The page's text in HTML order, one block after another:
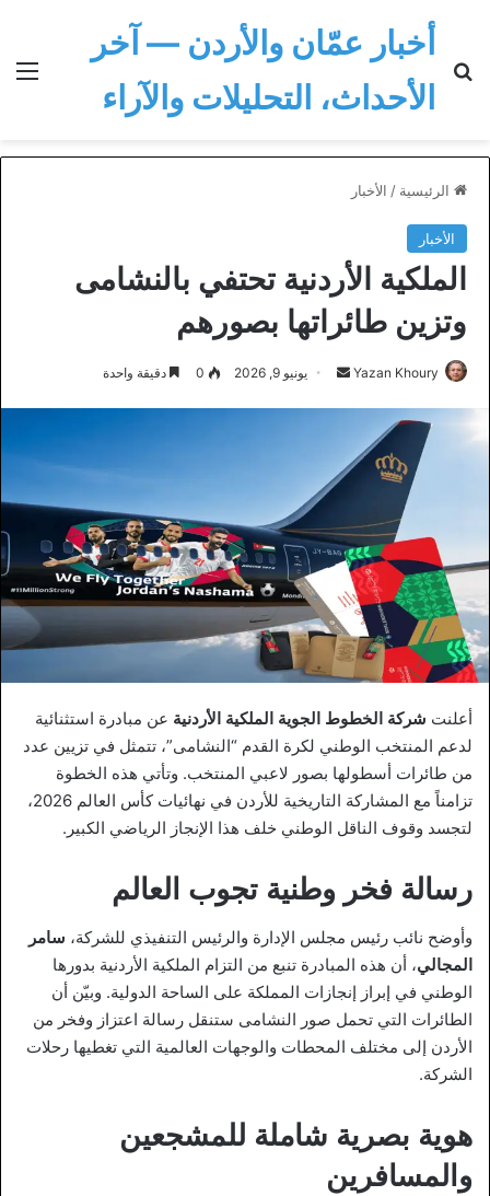
أخبار عمّان والأردن — آخر
الأحداث، التحليلات والآراء
الرئيسية / الأخبار
الأخبار
الملكية الأردنية تحتفي بالنشامى
وتزين طائراتها بصورهم
Yazan Khoury
أرسل يونيو 9, 2026 0 دقيقة واحدة
أعلنت شركة الخطوط الجوية الملكية الأردنية عن مبادرة استثنائية
لدعم المنتخب الوطني لكرة القدم “النشامى”، تتمثل في تزيين عدد
من طائرات أسطولها بصور لاعبي المنتخب. وتأتي هذه الخطوة
تزامناً مع المشاركة التاريخية للأردن في نهائيات كأس العالم 2026،
لتجسد وقوف الناقل الوطني خلف هذا الإنجاز الرياضي الكبير.
رسالة فخر وطنية تجوب العالم
وأوضح نائب رئيس مجلس الإدارة والرئيس التنفيذي للشركة، سامر
المجالي، أن هذه المبادرة تنبع من التزام الملكية الأردنية بدورها
الوطني في إبراز إنجازات المملكة على الساحة الدولية. وبيّن أن
الطائرات التي تحمل صور النشامى ستنقل رسالة اعتزاز وفخر من
الأردن إلى مختلف المحطات والوجهات العالمية التي تغطيها رحلات
الشركة.
هوية بصرية شاملة للمشجعين
والمسافرين